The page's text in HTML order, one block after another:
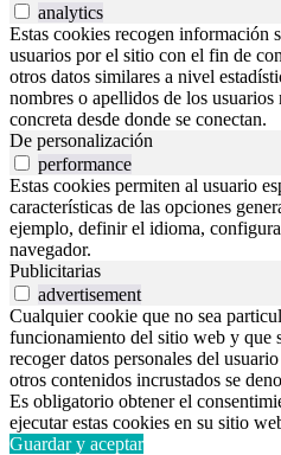
analytics
Estas cookies recogen información
usuarios por el sitio con el fin de
otros datos similares a nivel
nombres o apellidos de los
concreta desde donde se conectan.
De personalización
performance
Estas cookies permiten al usuario
características de las opciones
ejemplo, definir el idioma,
navegador.
Publicitarias
advertisement
Cualquier cookie que no sea
funcionamiento del sitio web y que
recoger datos personales del
otros contenidos incrustados se
Es obligatorio obtener el
ejecutar estas cookies en su sitio
Guardar y aceptar